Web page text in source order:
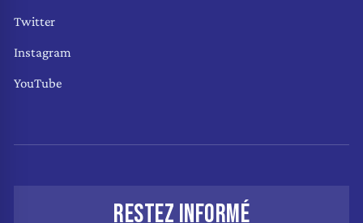
Twitter
Instagram
YouTube
RESTEZ INFORMÉ